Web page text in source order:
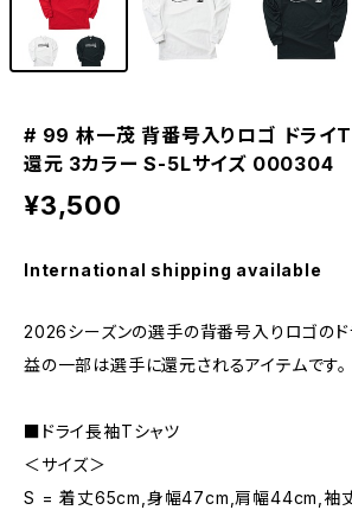
# 99 林一茂 背番号入りロゴ ドライ
還元 3カラー S-5Lサイズ 000304
¥3,500
International shipping available
2026シーズンの選手の背番号入りロゴのド
益の一部は選手に還元されるアイテムです。
■ドライ長袖Tシャツ
＜サイズ＞
S = 着丈65cm,身幅47cm,肩幅44cm,袖